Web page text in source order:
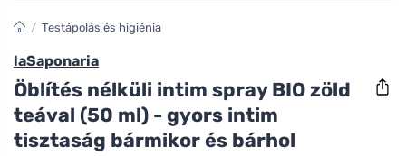
/ Testápolás és higiénia
laSaponaria
Öblítés nélküli intim spray BIO zöld
teával (50 ml) - gyors intim
tisztaság bármikor és bárhol